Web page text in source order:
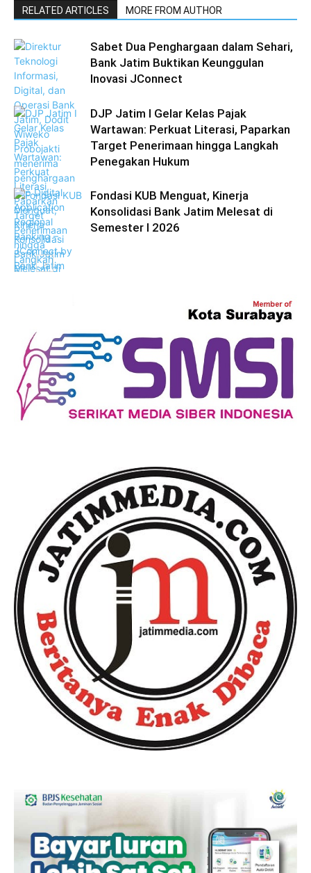
RELATED ARTICLES MORE FROM AUTHOR
Ekonomi Bisnis
Sabet Dua Penghargaan dalam Sehari,
Bank Jatim Buktikan Keunggulan
Inovasi JConnect
DJP Jatim I Gelar Kelas Pajak
Wartawan: Perkuat Literasi, Paparkan
Target Penerimaan hingga Langkah
Penegakan Hukum
Fondasi KUB Menguat, Kinerja
Konsolidasi Bank Jatim Melesat di
Semester I 2026